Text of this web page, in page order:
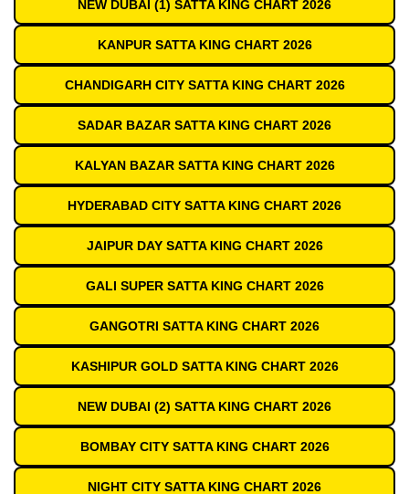
NEW DUBAI (1) SATTA KING CHART 2026
KANPUR SATTA KING CHART 2026
CHANDIGARH CITY SATTA KING CHART 2026
SADAR BAZAR SATTA KING CHART 2026
KALYAN BAZAR SATTA KING CHART 2026
HYDERABAD CITY SATTA KING CHART 2026
JAIPUR DAY SATTA KING CHART 2026
GALI SUPER SATTA KING CHART 2026
GANGOTRI SATTA KING CHART 2026
KASHIPUR GOLD SATTA KING CHART 2026
NEW DUBAI (2) SATTA KING CHART 2026
BOMBAY CITY SATTA KING CHART 2026
NIGHT CITY SATTA KING CHART 2026